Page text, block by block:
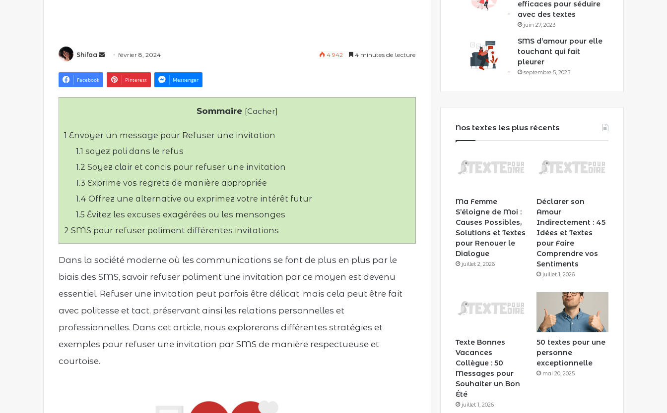
Shifaa
Envoyer
courriel
février 8, 2024 4 942 4 minutes de lecture
Facebook Pinterest Messenger
Sommaire [Cacher]
1 Envoyer un message pour Refuser une invitation
1.1 soyez poli dans le refus
1.2 Soyez clair et concis pour refuser une invitation
1.3 Exprime vos regrets de manière appropriée
1.4 Offrez une alternative ou exprimez votre intérêt futur
1.5 Évitez les excuses exagérées ou les mensonges
2 SMS pour refuser poliment différentes invitations
Dans la société moderne où les communications se font de plus en plus par le
biais des SMS, savoir refuser poliment une invitation par ce moyen est devenu
essentiel. Refuser une invitation peut parfois être délicat, mais cela peut être fait
avec politesse et tact, préservant ainsi les relations personnelles et
professionnelles. Dans cet article, nous explorerons différentes stratégies et
exemples pour refuser une invitation par SMS de manière respectueuse et
courtoise.
efficaces pour séduire
avec des textes
juin 27, 2023
SMS d’amour pour elle
touchant qui fait
pleurer
septembre 5, 2023
Nos textes les plus récents
Ma Femme
S’éloigne de Moi :
Causes Possibles,
Solutions et Textes
pour Renouer le
Dialogue
juillet 2, 2026
Déclarer son
Amour
Indirectement : 45
Idées et Textes
pour Faire
Comprendre vos
Sentiments
juillet 1, 2026
Texte Bonnes
Vacances
Collègue : 50
Messages pour
Souhaiter un Bon
Été
juillet 1, 2026
50 textes pour une
personne
exceptionnelle
mai 20, 2025